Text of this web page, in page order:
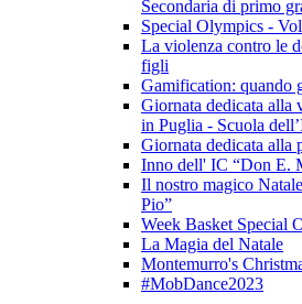
Secondaria di primo
Special Olympics -
La violenza contro le
figli
Gamification: quando
Giornata dedicata alla
in Puglia - Scuola
Giornata dedicata alla
Inno dell' IC “Don E.
Il nostro magico
Pio”
Week Basket Special
La Magia del Natale
Montemurro's
#MobDance2023